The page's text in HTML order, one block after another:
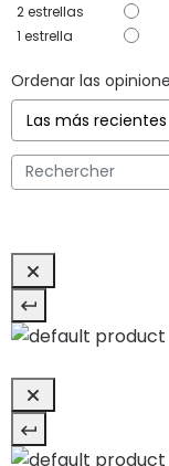
2estrellas
1 estrella
Ordenar las